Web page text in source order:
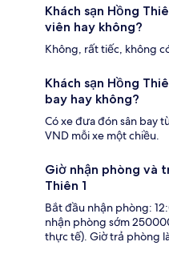
Khách sạn Hồng
viên hay không?
Không, rất tiếc, không
Khách sạn Hồng
bay hay không?
Có xe đưa đón sân bay
VND mỗi xe một chiều.
Giờ nhận phòng và
Thiên 1
Bắt đầu nhận phòng:
nhận phòng sớm
thực tế). Giờ trả phòng